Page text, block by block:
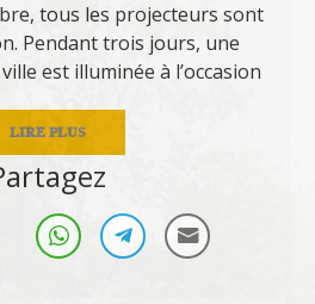
tous les projecteurs sont
Pendant trois jours, une
est illuminée à l’occasion
LIRE PLUS